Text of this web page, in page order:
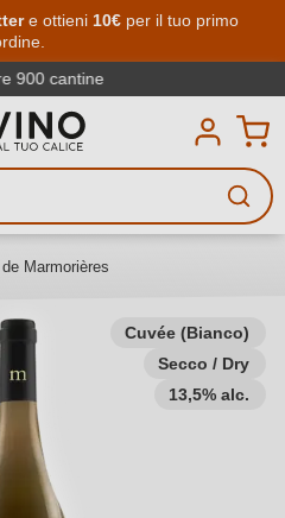
Passa al contenuto principale
e ottieni 10€per il tuo primo
900 cantine
Marmorières
Cuvée (Bianco)
Secco / Dry
13,5% alc.
nome del vino,
cantina o altri